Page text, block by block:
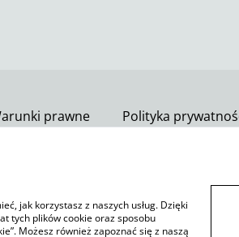
prawne
Polityka
SumUp
jak korzystasz z naszych usług. Dzięki
tych plików cookie oraz sposobu
Możesz również zapoznać się z naszą